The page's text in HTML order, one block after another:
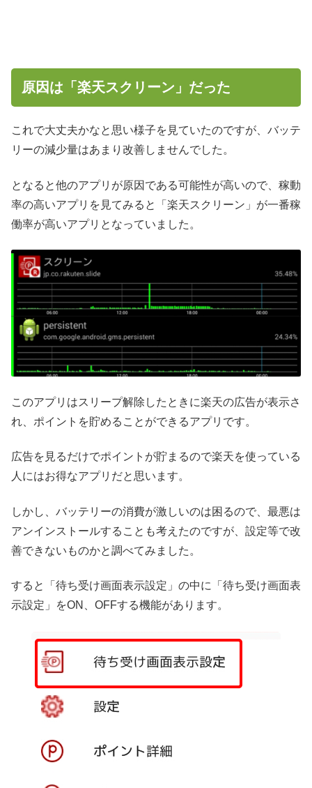
原因は「楽天スクリーン」だった
これで大丈夫かなと思い様子を見ていたのですが、バッテ
リーの減少量はあまり改善しませんでした。
となると他のアプリが原因である可能性が高いので、稼動
率の高いアプリを見てみると「楽天スクリーン」が一番稼
働率が高いアプリとなっていました。
このアプリはスリープ解除したときに楽天の広告が表示さ
れ、ポイントを貯めることができるアプリです。
広告を見るだけでポイントが貯まるので楽天を使っている
人にはお得なアプリだと思います。
しかし、バッテリーの消費が激しいのは困るので、最悪は
アンインストールすることも考えたのですが、設定等で改
善できないものかと調べてみました。
すると「待ち受け画面表示設定」の中に「待ち受け画面表
示設定」をON、OFFする機能があります。